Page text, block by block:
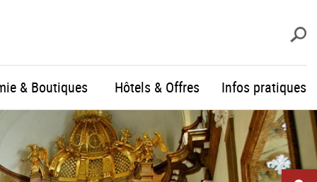
& Boutiques Hôtels & Offres Infos pratiques